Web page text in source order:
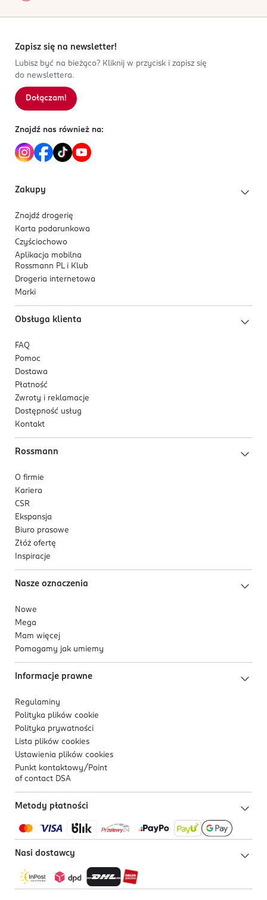
Zapisz się na newsletter!
Lubisz być na bieżąco? Kliknij w przycisk i zapisz się
do newslettera.
Dołączam!
Znajdź nas również na:
Zakupy
Znajdź drogerię
Karta podarunkowa
Czyściochowo
Aplikacja mobilna
Rossmann PL i Klub
Drogeria internetowa
Marki
Obsługa klienta
FAQ
Pomoc
Dostawa
Płatność
Zwroty i reklamacje
Dostępność usług
Kontakt
Rossmann
O firmie
Kariera
CSR
Ekspansja
Biuro prasowe
Złóż ofertę
Inspiracje
Nasze oznaczenia
Nowe
Mega
Mam więcej
Pomagamy jak umiemy
Informacje prawne
Regulaminy
Polityka plików cookie
Polityka prywatności
Lista plików cookies
Ustawienia plików cookies
Punkt kontaktowy/ Point
of contact DSA
Metody płatności
Nasi dostawcy